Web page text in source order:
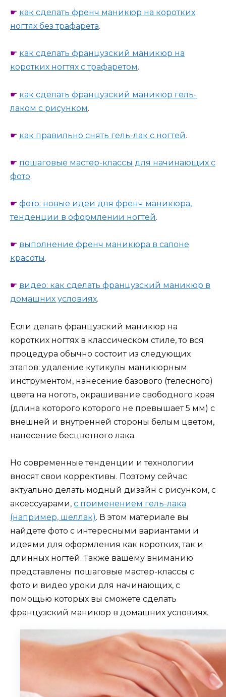
☛ как сделать френч маникюр на коротких
ногтях без трафарета.
☛ как сделать французский маникюр на
коротких ногтях с трафаретом.
☛ как сделать французский маникюр гель-
лаком с рисунком.
☛ как правильно снять гель-лак с ногтей.
☛ пошаговые мастер-классы для начинающих с
фото.
☛ фото: новые идеи для френч маникюра,
тенденции в оформлении ногтей.
☛ выполнение френч маникюра в салоне
красоты.
☛ видео: как сделать французский маникюр в
домашних условиях.
Если делать французский маникюр на
коротких ногтях в классическом стиле, то вся
процедура обычно состоит из следующих
этапов: удаление кутикулы маникюрным
инструментом, нанесение базового (телесного)
цвета на ноготь, окрашивание свободного края
(длина которого которого не превышает 5 мм) с
внешней и внутренней стороны белым цветом,
нанесение бесцветного лака.
Но современные тенденции и технологии
вносят свои коррективы. Поэтому сейчас
актуально делать модный дизайн с рисунком, с
аксессуарами, с применением гель-лака
(например, шеллак). В этом материале вы
найдете фото с интересными вариантами и
идеями для оформления как коротких, так и
длинных ногтей. Также вашему вниманию
представлены пошаговые мастер-классы с
фото и видео уроки для начинающих, с
помощью которых вы сможете сделать
французский маникюр в домашних условиях.